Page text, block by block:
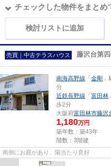
チェックした物件をまとめ
検討リストに追加
売買｜中古テラスハウス 藤沢台第
南海高野線 「 金剛
分
近鉄長野線 「 富田林
歩2分
大阪府富田林市藤沢
1,180万円
築年数：築43年
階数：3階建
南側にお庭があり、陽当たり良好